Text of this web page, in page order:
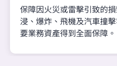
保障因火災或雷擊引致的
浸、爆炸、飛機及汽車撞
要業務資產得到全面保障。